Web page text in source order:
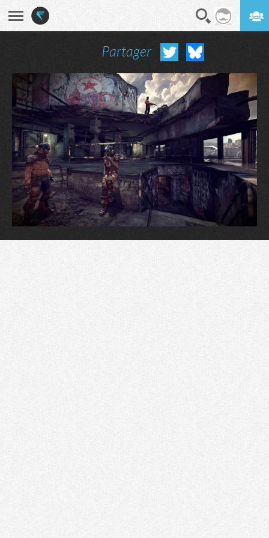
Partager